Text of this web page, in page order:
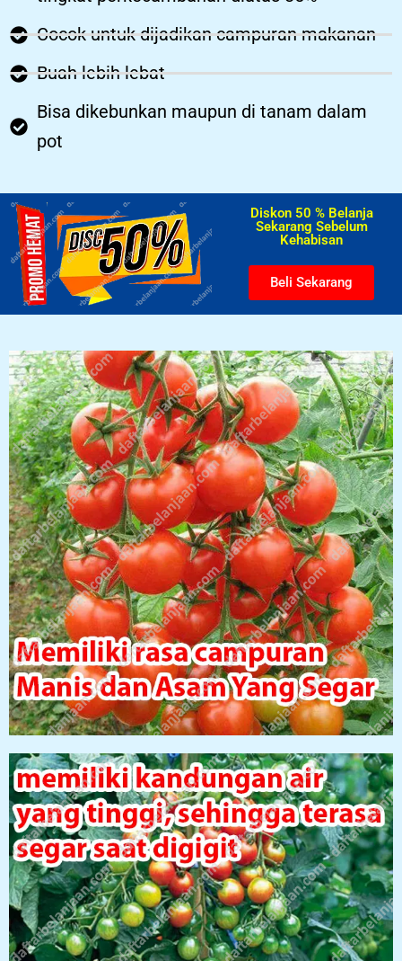
Cocok untuk dijadikan campuran makanan
Buah lebih lebat
Bisa dikebunkan maupun di tanam dalam
pot
Diskon 50 % Belanja
Sekarang Sebelum
Kehabisan​
Beli Sekarang